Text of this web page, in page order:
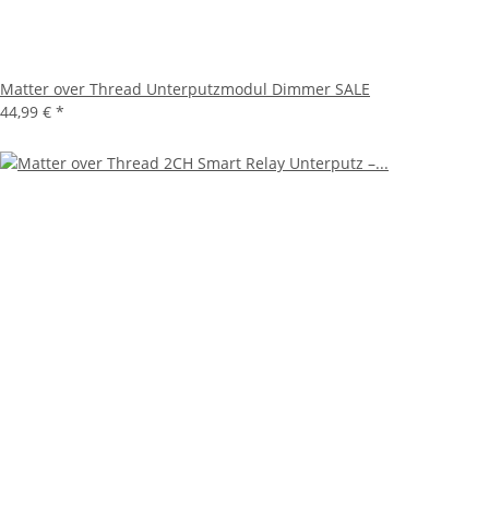
Matter over Thread Unterputzmodul Dimmer SALE
44,99 € *